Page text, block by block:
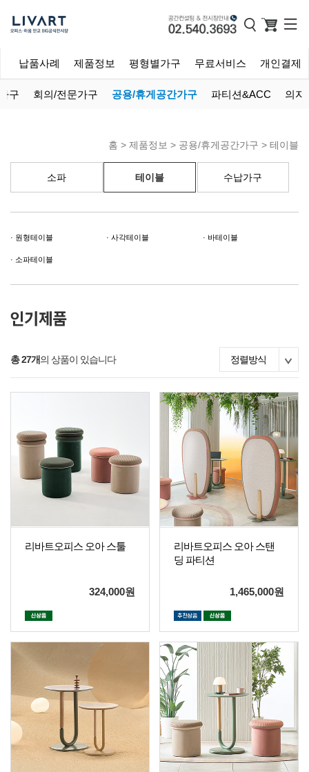
납품사례 제품정보 평형별가구 무료서비스 개인결제
구 회의/전문가구 공용/휴게공간가구 파티션&ACC 의자
홈 > 제품정보 > 공용/휴게공간가구 > 테이블
소파 테이블 수납가구
원형테이블 사각테이블 바테이블
소파테이블
총 27개의 상품이 있습니다 정렬방식
리바트오피스 오아 스툴
324,000원
리바트오피스 오아 스탠
딩 파티션
1,465,000원